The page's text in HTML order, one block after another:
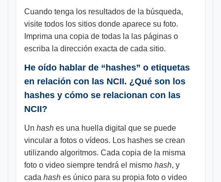
Cuando tenga los resultados de la búsqueda,
visite todos los sitios donde aparece su foto.
Imprima una copia de todas la las páginas o
escriba la dirección exacta de cada sitio.
He oído hablar de “hashes” o etiquetas
en relación con las NCII. ¿Qué son los
hashes y cómo se relacionan con las
NCII?
Un hash es una huella digital que se puede
vincular a fotos o vídeos. Los hashes se crean
utilizando algoritmos. Cada copia de la misma
foto o video siempre tendrá el mismo hash, y
cada hash es único para su propia foto o video